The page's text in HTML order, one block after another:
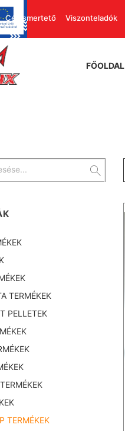
Cégismertető Viszonteladók
FŐOLDAL
TERMÉKEK
PELLETEK
TERMÉKEK